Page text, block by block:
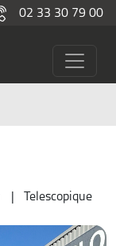
02 33 30 79 00
Telescopique